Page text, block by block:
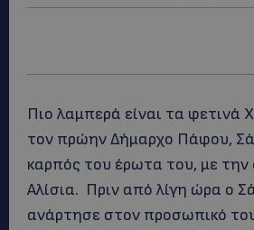
Πιο λαμπερά είναι τα φετινά
τον πρώην Δήμαρχο Πάφου,
καρπός του έρωτα του, με
Αλίσια. Πριν από λίγη ώρα ο
ανάρτησε στον προσωπικό